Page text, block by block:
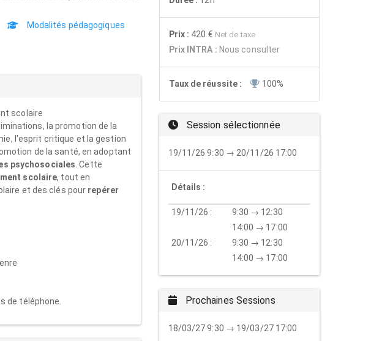
Modalités pédagogiques
scolaire
la promotion de la
l'esprit critique et la gestion
de la santé, en adoptant
psychosociales . Cette
scolaire, tout en
et des clés pour repérer
de téléphone.
Prix : 420 € Net de taxe
Prix INTRA : Nous consulter
Taux de réussite : 100%
Session sélectionnée
19/11/26 9:30 → 20/11/26 17:00
Détails :
19/11/26 :
9:30 → 12:30
14:00 → 17:00
20/11/26 :
9:30 → 12:30
14:00 → 17:00
Prochaines Sessions
18/03/27 9:30 → 19/03/27 17:00